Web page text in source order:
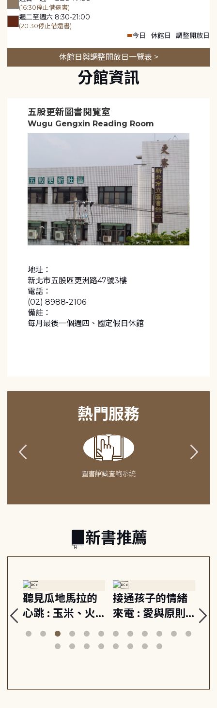
(16:30停止借還書)
週二至週六 8:30-21:00
(20:30停止借還書)
今日 休館日 調整開放日
休館日與調整開放日一覽表 >
分館資訊
五股更新圖書閱覽室
Wugu Gengxin Reading Room
地址：
新北市五股區更洲路47號3樓
電話：
(02) 8988-2106
備註：
每月最後一個週四、國定假日休館
熱門服務
圖書館藏查詢系統
新書推薦
聽見瓜地馬拉的
心跳 : 玉米、火
山與信仰, 外交官
筆下的現代馬雅
接通孩子的情緒
來電 : 愛與原則,
建立教養的安定
節奏 22個行動練
關